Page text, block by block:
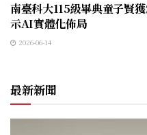
南臺科大115級畢典童子賢
示AI實體化佈局
2026-06-14
最新新聞